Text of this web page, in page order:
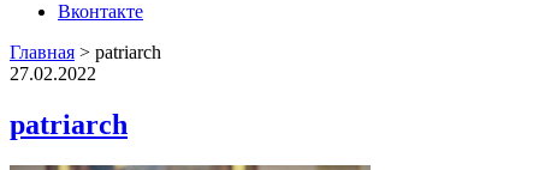
Вконтакте
Главная > patriarch
27.02.2022
patriarch